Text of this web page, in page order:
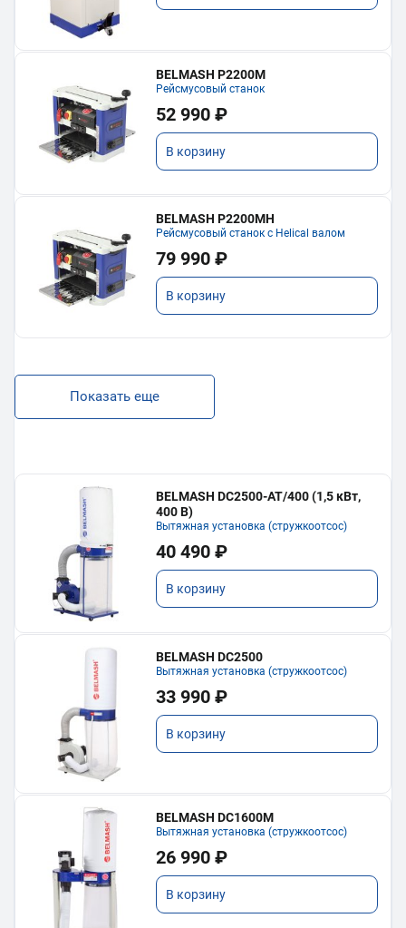
BELMASH P2200M
Рейсмусовый станок
52 990 ₽
В корзину
BELMASH P2200MH
Рейсмусовый станок с Helical валом
79 990 ₽
В корзину
Показать еще
BELMASH DC2500-AT/400 (1,5 кВт,
400 В)
Вытяжная установка (стружкоотсос)
40 490 ₽
В корзину
BELMASH DC2500
Вытяжная установка (стружкоотсос)
33 990 ₽
В корзину
BELMASH DC1600M
Вытяжная установка (стружкоотсос)
26 990 ₽
В корзину